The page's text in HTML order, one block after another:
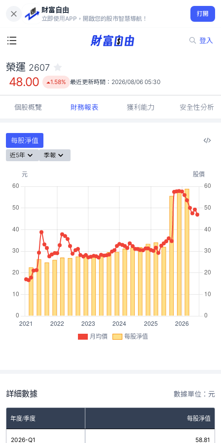
財富自由
立即使用APP，開啟您的股市智慧導航！
打開
登入
48.00
1.58%
榮運 2607
48.00 1.58% 最近更新時間： 2026/08/06 05:30
個股概覽 財務報表 獲利能力 安全性分析
每股淨值
近5年 季報
月均價 每股淨值
詳細數據 數據單位：元
年度/季度 每股淨值
2026-Q1 58.81